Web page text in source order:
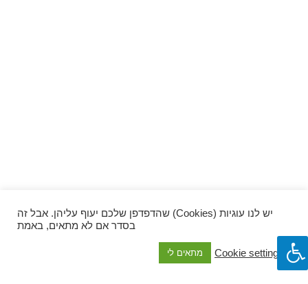
יש לנו עוגיות (Cookies) שהדפדפן שלכם יעוף עליהן. אבל זה
בסדר אם לא מתאים, באמת
Cookie settings מתאים לי